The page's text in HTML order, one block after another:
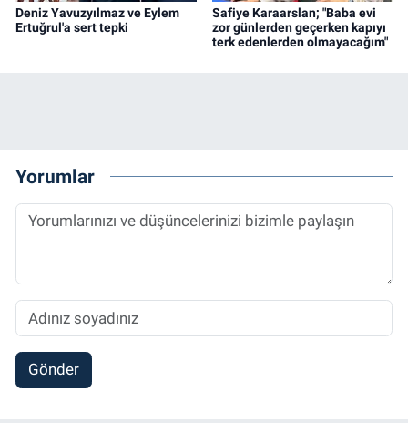
Deniz Yavuzyılmaz ve Eylem
Ertuğrul'a sert tepki
Safiye Karaarslan; "Baba evi
zor günlerden geçerken kapıyı
terk edenlerden olmayacağım"
Yorumlar
Gönder